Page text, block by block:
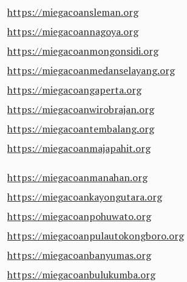
https://miegacoansleman.org
https://miegacoannagoya.org
https://miegacoanmongonsidi.org
https://miegacoanmedanselayang.org
https://miegacoangaperta.org
https://miegacoanwirobrajan.org
https://miegacoantembalang.org
https://miegacoanmajapahit.org
https://miegacoanmanahan.org
https://miegacoankayongutara.org
https://miegacoanpohuwato.org
https://miegacoanpulautokongboro.org
https://miegacoanbanyumas.org
https://miegacoanbulukumba.org